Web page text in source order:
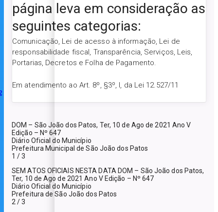
página leva em consideração as
seguintes categorias:
Comunicação, Lei de acesso à informação, Lei de
responsabilidade fiscal, Transparência, Serviços, Leis,
Portarias, Decretos e Folha de Pagamento.
Em atendimento ao Art. 8º, §3º, I, da Lei 12.527/11
DOM – São João dos Patos, Ter, 10 de Ago de 2021 Ano V
Edição – Nº 647
Diário Oficial do Município
Prefeitura Municipal de São João dos Patos
1 / 3
SEM ATOS OFICIAIS NESTA DATA DOM – São João dos Patos,
Ter, 10 de Ago de 2021 Ano V Edição – Nº 647
Diário Oficial do Município
Prefeitura de São João dos Patos
2 / 3